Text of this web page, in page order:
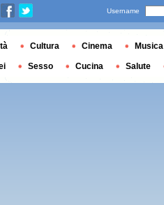
Username
Cultura Cinema Musica
Sesso Cucina Salute